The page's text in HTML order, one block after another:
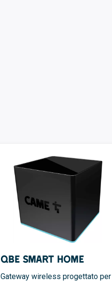
QBE Smart Home
Gateway wireless progettato per